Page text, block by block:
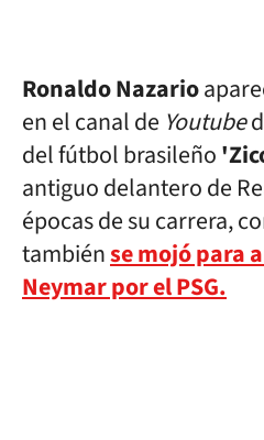
Ronaldo Nazario
en el canal de Youtube
del fútbol brasileño
antiguo delantero de
épocas de su carrera,
tambiénse mojó para
Neymar por el PSG.